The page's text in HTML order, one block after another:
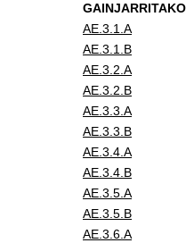
AE.3.1.A
AE.3.1.B
AE.3.2.A
AE.3.2.B
AE.3.3.A
AE.3.3.B
AE.3.4.A
AE.3.4.B
AE.3.5.A
AE.3.5.B
AE.3.6.A